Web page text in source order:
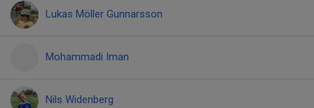
Lukas Möller Gunnarsson
Mohammadi Iman
Nils Widenberg